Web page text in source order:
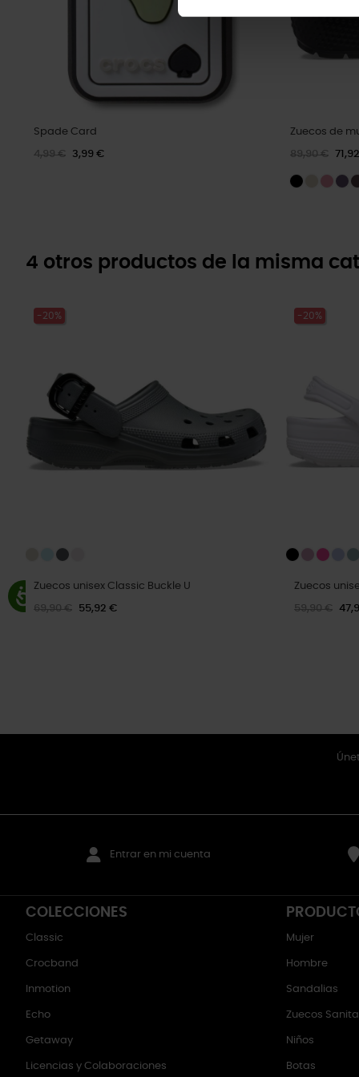
Spade Card
4,99 € 3,99 €
Zuecos de
89,90 €
4 otros productos de la misma
-20%
Zuecos unisex Classic Buckle U
69,90 € 55,92 €
-20%
Zuecos
59,90 €
Entrar en mi cuenta
COLECCIONES
Classic
Crocband
Inmotion
Echo
Getaway
Licencias y Colaboraciones
Mujer
Hombre
Sandalias
Zuecos
Niños
Botas